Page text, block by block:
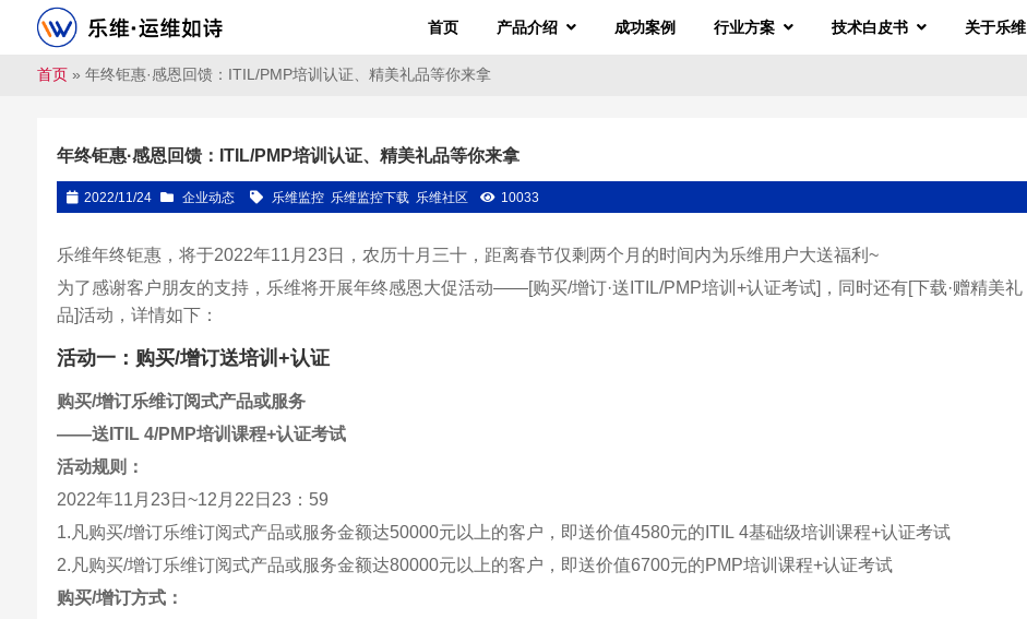
首页 产品介绍 成功案例 行业方案 技术白皮书 关于乐维
首页» 年终钜惠·感恩回馈：ITIL/PMP培训认证、精美礼品等你来拿
年终钜惠·感恩回馈：ITIL/PMP培训认证、精美礼品等你来拿
2022/11/24 企业动态 乐维监控 乐维监控下载 乐维社区 10033
乐维年终钜惠，将于2022年11月23日，农历十月三十，距离春节仅剩两个月的时间内为乐维用户大送福利~
为了感谢客户朋友的支持，乐维将开展年终感恩大促活动——[购买/增订·送ITIL/PMP培训+认证考试]，同时还有[下载·赠精美礼
品]活动，详情如下：
活动一：购买/增订送培训+认证
购买/增订乐维订阅式产品或服务
——送ITIL 4/PMP培训课程+认证考试
活动规则：
2022年11月23日~12月22日23：59
1.凡购买/增订乐维订阅式产品或服务金额达50000元以上的客户，即送价值4580元的ITIL 4基础级培训课程+认证考试
2.凡购买/增订乐维订阅式产品或服务金额达80000元以上的客户，即送价值6700元的PMP培训课程+认证考试
购买/增订方式：